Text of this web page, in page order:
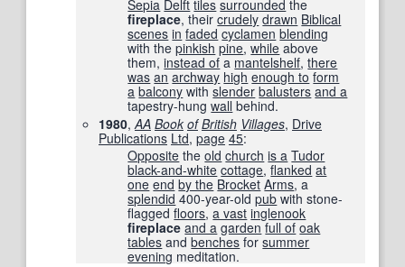
Sepia Delft tiles surrounded the
fireplace, theircrudely drawn Biblical
scenes in faded cyclamen blending
with thepinkish pine,while above
them,instead of a mantelshelf,there
was an archway high enough to form
a balcony withslender balusters and a
tapestry-hungwall behind.
1980,AA Book of British Villages, Drive
Publications Ltd, page 45:
Opposite theold church is a Tudor
black-and-white cottage,flanked at
one end by the Brocket Arms, a
splendid 400-year-oldpub with stone-
flaggedfloors,a vast inglenook
fireplace and a garden full of oak
tables andbenches forsummer
evening meditation.